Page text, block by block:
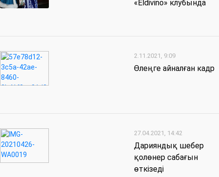
«Eldivinо» клубында
2.11.2021, 9:09
Өлеңге айналған кадр
27.04.2021, 14:42
Дарияндық шебер
қолөнер сабағын
өткізеді